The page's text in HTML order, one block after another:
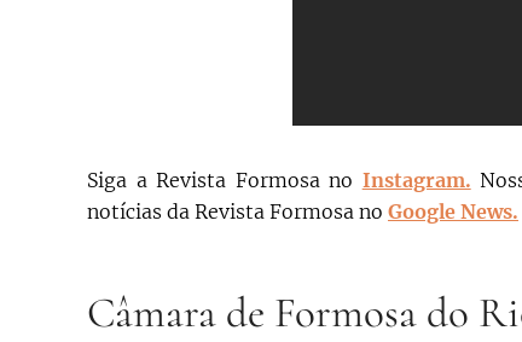
Siga a Revista Formosa no Instagram. N
notícias da Revista Formosa no Google News.
Câmara de Formosa do